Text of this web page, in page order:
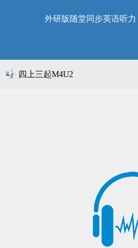
外研版随堂同步英语听力
四上三起M4U2